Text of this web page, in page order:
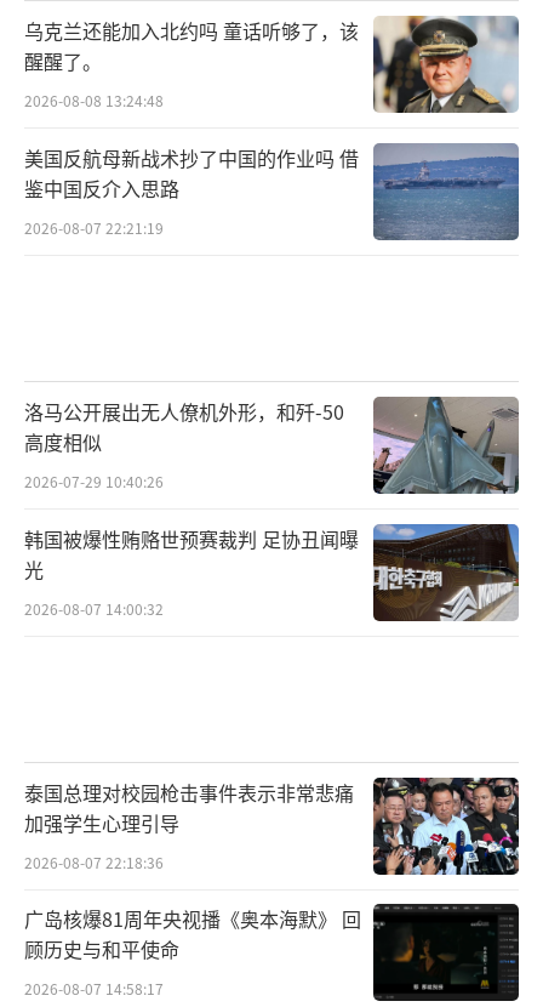
乌克兰还能加入北约吗 童话听够了，该
醒醒了。
2026-08-08 13:24:48
美国反航母新战术抄了中国的作业吗 借
鉴中国反介入思路
2026-08-07 22:21:19
洛马公开展出无人僚机外形，和歼-50
高度相似
2026-07-29 10:40:26
韩国被爆性贿赂世预赛裁判 足协丑闻曝
光
2026-08-07 14:00:32
泰国总理对校园枪击事件表示非常悲痛
加强学生心理引导
2026-08-07 22:18:36
广岛核爆81周年央视播《奥本海默》 回
顾历史与和平使命
2026-08-07 14:58:17